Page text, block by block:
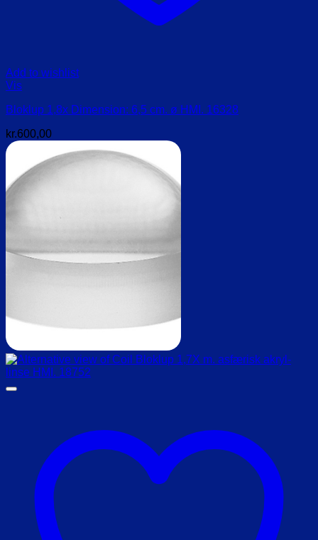
Add to wishlist
Vis
Bloklup 1,8x Dimension: 6,5 cm. ø HMI. 16328
kr.600,00